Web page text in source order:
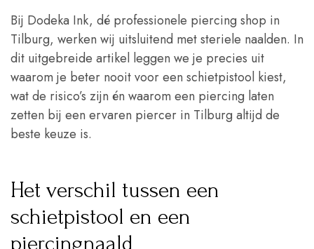
Bij Dodeka Ink, dé professionele piercing shop in
Tilburg, werken wij uitsluitend met steriele naalden. In
dit uitgebreide artikel leggen we je precies uit
waarom je beter nooit voor een schietpistool kiest,
wat de risico’s zijn én waarom een piercing laten
zetten bij een ervaren piercer in Tilburg altijd de
beste keuze is.
Het verschil tussen een
schietpistool en een
piercingnaald